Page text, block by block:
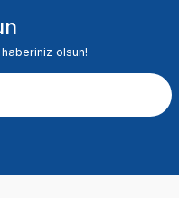
olsun!